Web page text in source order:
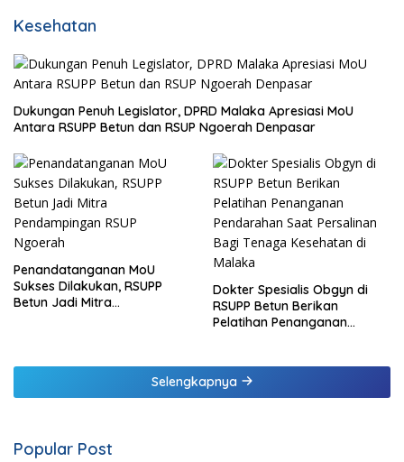
Kesehatan
Dukungan Penuh Legislator, DPRD Malaka Apresiasi MoU
Antara RSUPP Betun dan RSUP Ngoerah Denpasar
Penandatanganan MoU
Sukses Dilakukan, RSUPP
Betun Jadi Mitra
Dokter Spesialis Obgyn di
RSUPP Betun Berikan
Pelatihan Penanganan
Malaka
Selengkapnya
Popular Post